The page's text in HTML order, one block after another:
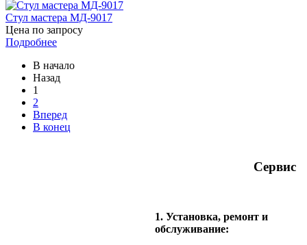
Стул мастера МД-9017
Цена по запросу
Подробнее
В начало
Назад
1
2
Вперед
В конец
Сервис
1. Установка, ремонт и
обслуживание: